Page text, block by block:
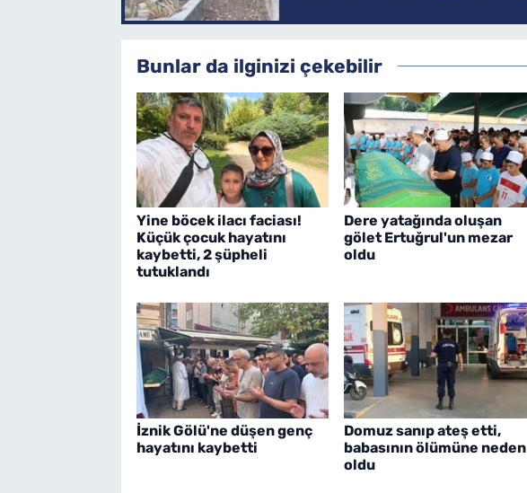
Bunlar da ilginizi çekebilir
Yine böcek ilacı faciası!
Küçük çocuk hayatını
kaybetti, 2 şüpheli
tutuklandı
Dere yatağında oluşan
gölet Ertuğrul'un mezar
oldu
İznik Gölü'ne düşen genç
hayatını kaybetti
Domuz sanıp ateş etti,
babasının ölümüne neden
oldu